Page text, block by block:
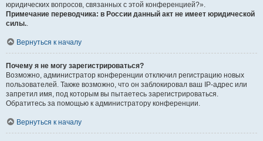
юридических вопросов, связанных с этой конференцией?».
Примечание переводчика: в России данный акт не имеет юридической
силы..
Вернуться к началу
Почему я не могу зарегистрироваться?
Возможно, администратор конференции отключил регистрацию новых
пользователей. Также возможно, что он заблокировал ваш IP-адрес или
запретил имя, под которым вы пытаетесь зарегистрироваться.
Обратитесь за помощью к администратору конференции.
Вернуться к началу